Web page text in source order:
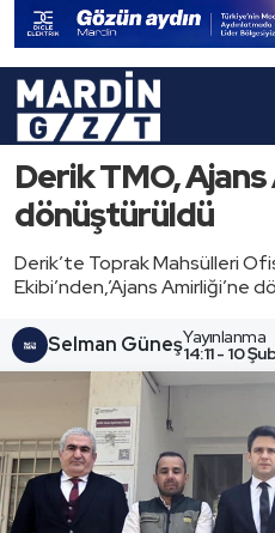
Derik TMO,
dönüştürüldü
Derik’te Toprak Mahsülleri
Ekibi’nden,’Ajans Amirliği’ne
Selman GüneşYayınlanma
14:11 - 10